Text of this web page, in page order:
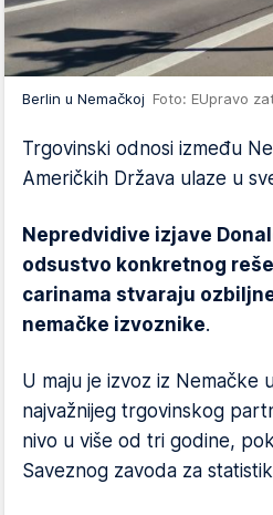
Berlin u Nemačkoj Foto: EUpravo
Trgovinski odnosi između
Američkih Država ulaze u
Nepredvidive izjave
odsustvo konkretnog
carinama stvaraju
nemačke izvoznike.
U maju je izvoz iz Nemačke
najvažnijeg trgovinskog
nivo u više od tri godine,
Saveznog zavoda za